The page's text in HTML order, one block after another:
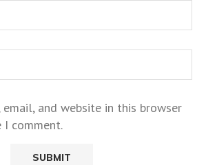
email, and website in this browser
comment.